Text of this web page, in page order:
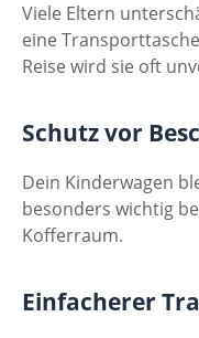
Viele Eltern
eine
Reise wird sie oft
Schutz vor
Dein Kinderwagen
besonders wichtig
Kofferraum.
Einfacherer